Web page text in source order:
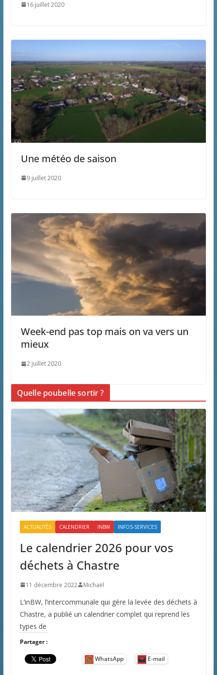
16 juillet 2020
Une météo de saison
9 juillet 2020
Week-end pas top mais on va vers un
mieux
2 juillet 2020
Quelle poubelle sortir ?
ACTUALITÉS CALENDRIER INBW INFOS-SERVICES
Le calendrier 2026 pour vos
déchets à Chastre
11 décembre 2022 Michaël
L’inBW, l’intercommunale qui gère la levée des déchets à
Chastre, a publié un calendrier complet qui reprend les
types de
Partager :
WhatsApp E-mail